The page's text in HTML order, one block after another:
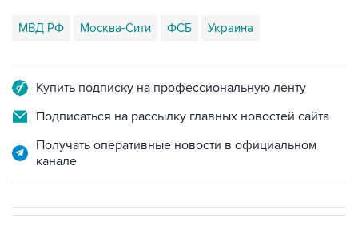
МВД РФ Москва-Сити ФСБ Украина
Купить подписку на профессиональную ленту
Подписаться на рассылку главных новостей сайта
Получать оперативные новости в официальном
канале